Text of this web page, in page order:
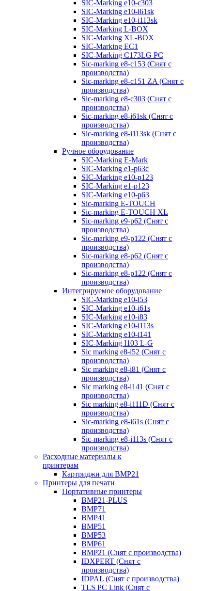
SIC-Marking e10-c303
SIC-Marking e10-i61sk
SIC-Marking e10-i113sk
SIC-Marking L-BOX
SIC-Marking XL-BOX
SIC-Marking EC1
SIC-Marking C173LG PC
Sic-marking e8-c153 (Снят с
производства)
Sic-marking e8-c151 ZA (Снят с
производства)
Sic-marking e8-c303 (Снят с
производства)
Sic-marking e8-i61sk (Снят с
производства)
Sic-marking e8-i113sk (Снят с
производства)
Ручное оборудование
SIC-Marking E-Mark
SIC-Marking e1-p63с
SIC-Marking e10-p123
SIC-Marking e1-p123
SIC-Marking e10-p63
Sic-marking E-TOUCH
Sic-marking E-TOUCH XL
Sic-marking e9-p62 (Снят с
производства)
Sic-marking e9-p122 (Снят с
производства)
Sic-marking e8-p62 (Снят с
производства)
Sic-marking e8-p122 (Снят с
производства)
Интегрируемое оборудование
SIC-Marking e10-i53
SIC-Marking e10-i61s
SIC-Marking e10-i83
SIC-Marking e10-i113s
SIC-Marking e10-i141
SIC-Marking I103 L-G
Sic marking e8-i52 (Снят с
производства)
Sic marking e8-i81 (Снят с
производства)
Sic marking e8-i141 (Снят с
производства)
Sic marking e8-i111D (Снят с
производства)
Sic-marking e8-i61s (Снят с
производства)
Sic-marking e8-i113s (Снят с
производства)
Расходные материалы к
принтерам
Картриджи для BMP21
Принтеры для печати
Портативные принтеры
BMP21-PLUS
BMP71
BMP41
BMP51
BMP53
BMP61
BMP21 (Снят с производства)
IDXPERT (Снят с
производства)
IDPAL (Снят с производства)
TLS PC Link (Снят с